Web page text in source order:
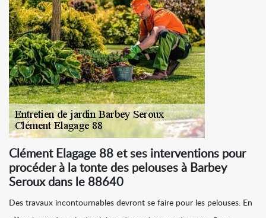
Clément Elagage 88 et ses interventions pour
procéder à la tonte des pelouses à Barbey
Seroux dans le 88640
Des travaux incontournables devront se faire pour les pelouses. En